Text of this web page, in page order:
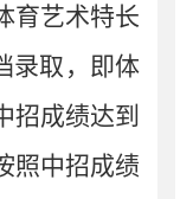
育艺术特长
录取， 即体
招成绩达到
照中招成绩